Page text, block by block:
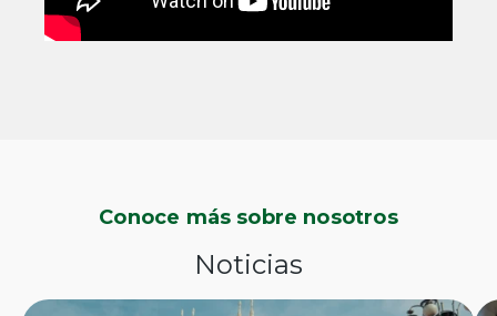
Conoce más sobre nosotros
Noticias